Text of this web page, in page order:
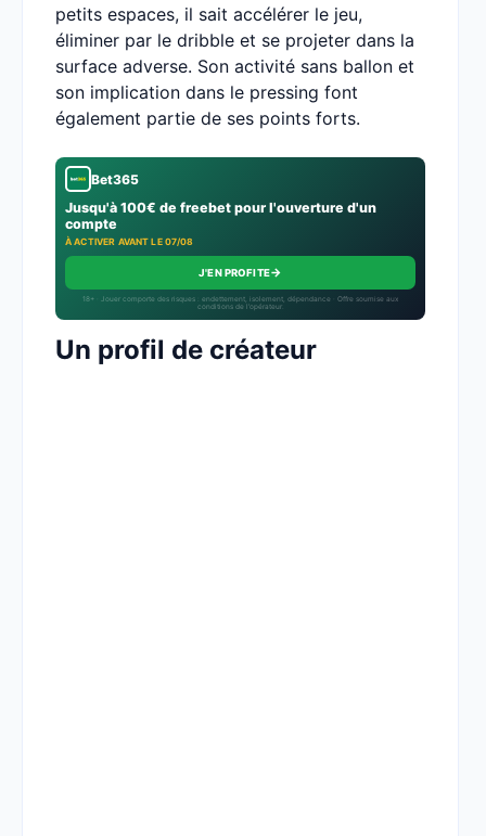
petits espaces, il sait accélérer le jeu,
éliminer par le dribble et se projeter dans la
surface adverse. Son activité sans ballon et
son implication dans le pressing font
également partie de ses points forts.
Bet365
Jusqu'à 100€ de freebet pour l'ouverture d'un
compte
À ACTIVER AVANT LE 07/08
J'EN PROFITE→
18+ · Jouer comporte des risques : endettement, isolement, dépendance · Offre soumise aux
conditions de l’opérateur.
Un profil de créateur